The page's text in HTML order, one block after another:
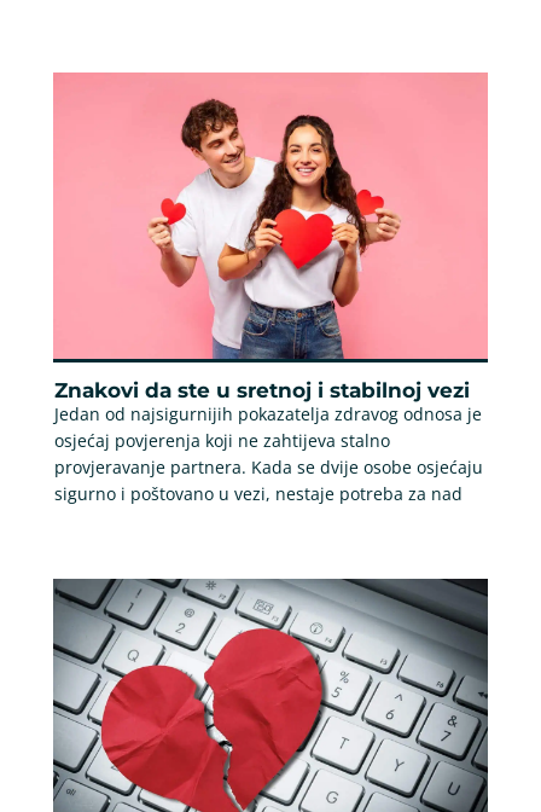
Znakovi da ste u sretnoj i stabilnoj vezi
Jedan od najsigurnijih pokazatelja zdravog odnosa je
osjećaj povjerenja koji ne zahtijeva stalno
provjeravanje partnera. Kada se dvije osobe osjećaju
sigurno i poštovano u vezi, nestaje potreba za nad